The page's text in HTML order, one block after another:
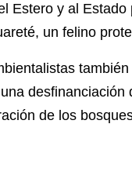
Estero y al
un felino
de los